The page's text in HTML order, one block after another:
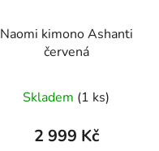
Naomi kimono Ashanti
červená
Skladem (1 ks)
2 999 Kč